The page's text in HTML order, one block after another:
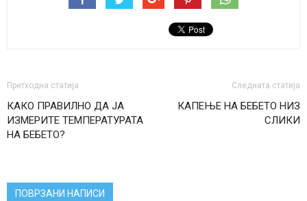
Претходна статија
КАКО ПРАВИЛНО ДА ЈА
ИЗМЕРИТЕ ТЕМПЕРАТУРАТА
НА БЕБЕТО?
Следната статија
КАПЕЊЕ НА БЕБЕТО НИЗ
СЛИКИ
ПОВРЗАНИ НАПИСИ